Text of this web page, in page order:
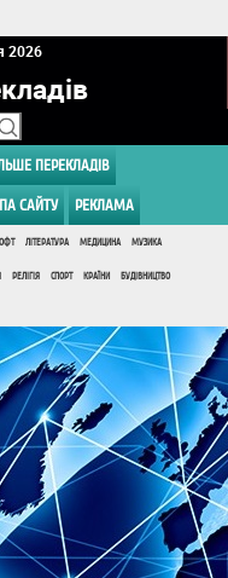
2026
ПЕРЕКЛАДІВ
САЙТУ РЕКЛАМА
ЛІТЕРАТУРА МЕДИЦИНА МУЗИКА
РЕЛІГІЯ СПОРТ КРАЇНИ БУДІВНИЦТВО